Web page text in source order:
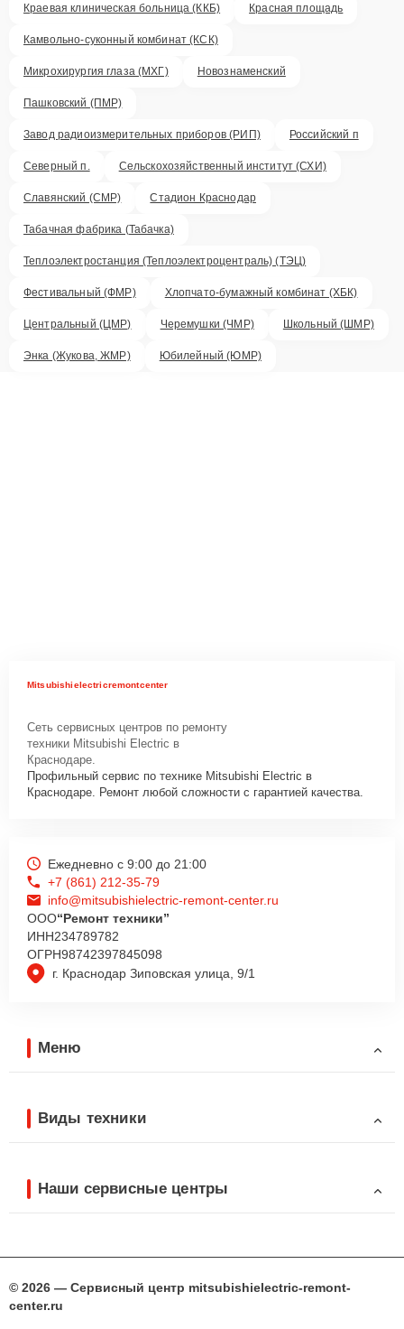
Краевая клиническая больница (ККБ) Красная площадь
Камвольно-суконный комбинат (КСК)
Микрохирургия глаза (МХГ) Новознаменский
Пашковский (ПМР)
Завод радиоизмерительных приборов (РИП) Российский п
Северный п. Сельскохозяйственный институт (СХИ)
Славянский (СМР) Стадион Краснодар
Табачная фабрика (Табачка)
Теплоэлектростанция (Теплоэлектроцентраль) (ТЭЦ)
Фестивальный (ФМР) Хлопчато-бумажный комбинат (ХБК)
Центральный (ЦМР) Черемушки (ЧМР) Школьный (ШМР)
Энка (Жукова, ЖМР) Юбилейный (ЮМР)
Mitsubishielectricremontcenter
Сеть сервисных центров по ремонту
техники Mitsubishi Electric в
Краснодаре.
Профильный сервис по технике Mitsubishi Electric в
Краснодаре. Ремонт любой сложности с гарантией качества.
г. Краснодар Зиповская улица, 9/1
Ежедневно с 9:00 до 21:00
+7 (861) 212-35-79
info@mitsubishielectric-remont-center.ru
ООО“Ремонт техники”
ИНН234789782
ОГРН98742397845098
Меню
Виды техники
Наши сервисные центры
© 2026 — Сервисный центр mitsubishielectric-remont-
center.ru